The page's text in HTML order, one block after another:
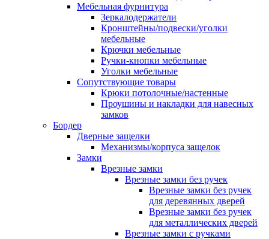
Мебельная фурнитура
Зеркалодержатели
Кронштейны/подвески/уголки
мебельные
Крючки мебельные
Ручки-кнопки мебельные
Уголки мебельные
Сопутствующие товары
Крюки потолочные/настенные
Проушины и накладки для навесных
замков
Бордер
Дверные защелки
Механизмы/корпуса защелок
Замки
Врезные замки
Врезные замки без ручек
Врезные замки без ручек
для деревянных дверей
Врезные замки без ручек
для металлических дверей
Врезные замки с ручками